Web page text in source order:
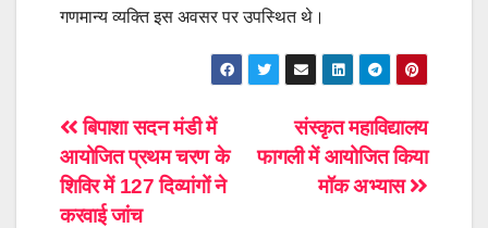
गणमान्य व्यक्ति इस अवसर पर उपस्थित थे।
Post
navigation
संस्कृत महाविद्यालय
फागली में आयोजित किया
मॉक अभ्यास
बिपाशा सदन मंडी में
आयोजित प्रथम चरण के
शिविर में 127 दिव्यांगों ने
करवाई जांच